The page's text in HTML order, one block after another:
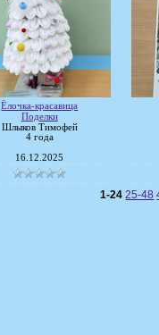
Ёлочка-красавица
Поделки
Шлыков Тимофей
4 года
16.12.2025
1-24 25-48